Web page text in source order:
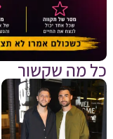
שקשור
טום
טום
ליאור